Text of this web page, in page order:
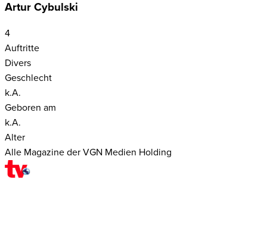
Artur Cybulski
4
Auftritte
Divers
Geschlecht
k.A.
Geboren am
k.A.
Alter
Alle Magazine der VGN Medien Holding